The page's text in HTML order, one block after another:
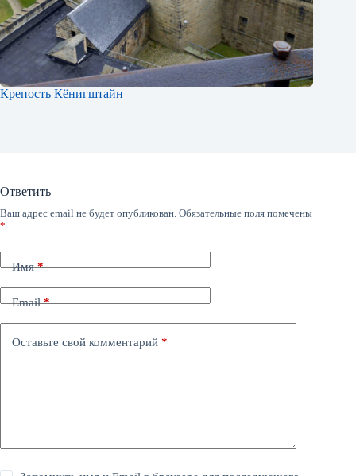
Крепость Кёнигштайн
Ответить
Ваш адрес email не будет опубликован. Обязательные поля помечены
*
Имя*
Email*
Оставьте свой комментарий *